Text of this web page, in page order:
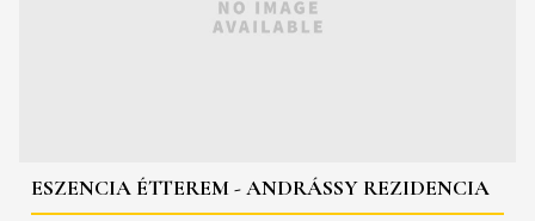
ESZENCIA ÉTTEREM - ANDRÁSSY REZIDENCIA